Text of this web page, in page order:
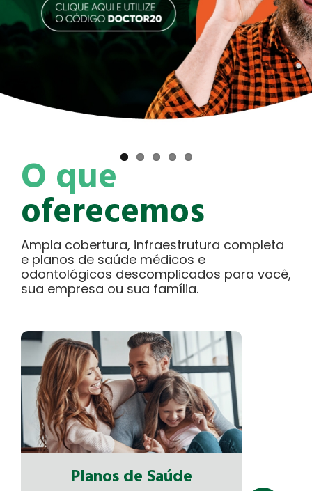
O que
oferecemos
Ampla cobertura, infraestrutura completa
e planos de saúde médicos e
odontológicos descomplicados para você,
sua empresa ou sua família.
Planos de Saúde